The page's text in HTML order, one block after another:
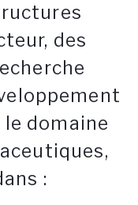
des
domaine
: